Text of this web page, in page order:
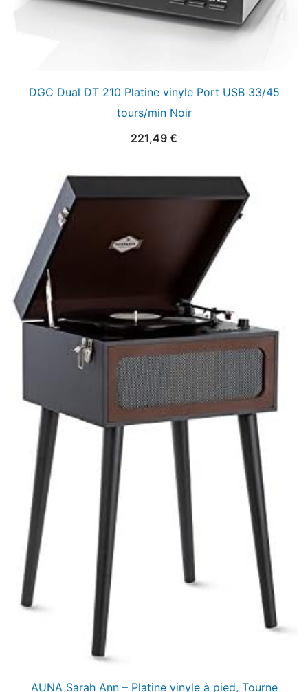
DGC Dual DT 210 Platine vinyle Port USB 33/45
tours/min Noir
221,49 €
AUNA Sarah Ann – Platine vinyle à pied, Tourne